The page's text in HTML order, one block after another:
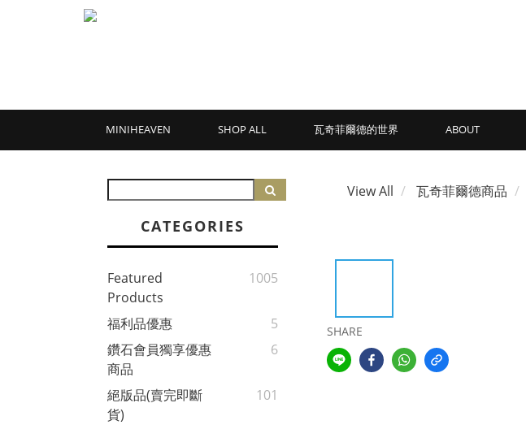
MINIHEAVEN SHOP ALL 瓦奇菲爾德的世界 ABOUT
CATEGORIES
Featured
Products
1005
福利品優惠
5
鑽石會員獨享優惠
商品
6
絕版品(賣完即斷
貨)
101
View All 瓦奇菲爾德商品
SHARE